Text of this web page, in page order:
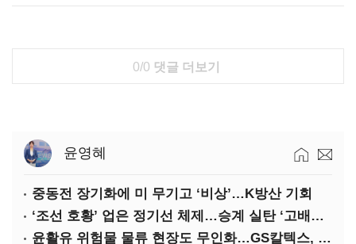
0/0 댓글 더보기
윤영혜
중동전 장기화에 미 무기고 ‘비상’…K방산 기회
‘조선 호황’ 업은 정기선 체제…승계 실탄 ‘고배당’ 주목
윤활유 위험물 물류 현장도 무인화…GS칼텍스, 디지털 전환 가속